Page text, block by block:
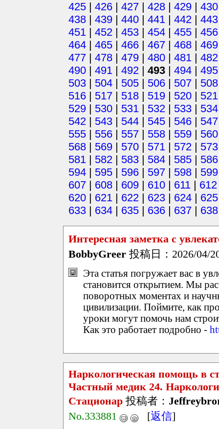
425 | 426 | 427 | 428 | 429 | 430
438 | 439 | 440 | 441 | 442 | 443
451 | 452 | 453 | 454 | 455 | 456
464 | 465 | 466 | 467 | 468 | 469
477 | 478 | 479 | 480 | 481 | 482
490 | 491 | 492 | 493 | 494 | 495
503 | 504 | 505 | 506 | 507 | 508
516 | 517 | 518 | 519 | 520 | 521
529 | 530 | 531 | 532 | 533 | 534
542 | 543 | 544 | 545 | 546 | 547
555 | 556 | 557 | 558 | 559 | 560
568 | 569 | 570 | 571 | 572 | 573
581 | 582 | 583 | 584 | 585 | 586
594 | 595 | 596 | 597 | 598 | 599
607 | 608 | 609 | 610 | 611 | 612
620 | 621 | 622 | 623 | 624 | 625
633 | 634 | 635 | 636 | 637 | 638
Интересная заметка с
BobbyGreer 投稿日：2026/04/
Эта статья погружает вас в
становится открытием. Мы
поворотных моментах и
цивилизации. Поймите, как
уроки могут помочь нам
Как это работает подробно -
Наркологическая помощь в
Частный медик 24.
Стационар 投稿者：
No.333881
[返信]